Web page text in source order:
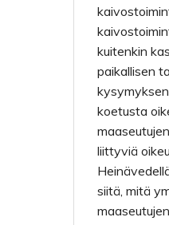
kuitenkin
paikallisen
koetusta
liittyviä
siitä, mitä